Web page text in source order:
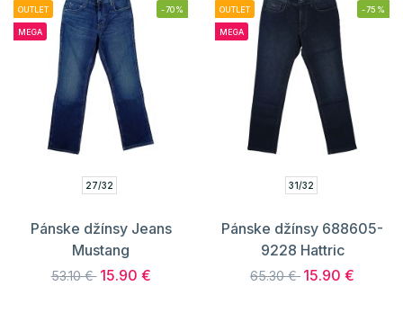
OUTLET
MEGA
-70%
27/32
Pánske džínsy Jeans
Mustang
53.10 € 15.90 €
OUTLET
MEGA
-75%
31/32
Pánske džínsy 688605-
9228 Hattric
65.30 € 15.90 €